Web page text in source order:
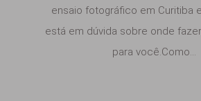
ensaio fotográfico em Curitiba
está em dúvida sobre onde
para você.Como...